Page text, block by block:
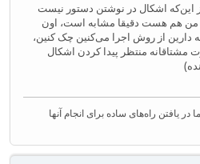
اشکال در نوشتن دستور نیست
هم هست دقیقا مشابه است، اون
دارین از روش اجرا می‌کنین چک کنین،
مشتاقانه منتظر پیدا کردن اشکال
یافتن راه‌های ساده برای انجام آنها